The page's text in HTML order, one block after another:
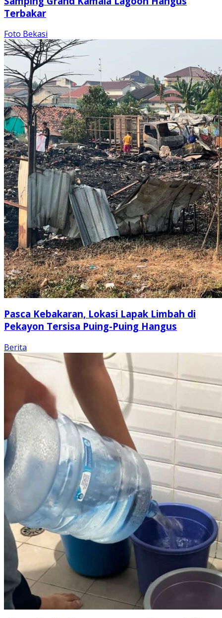
Terbakar
Foto Bekasi
Pasca Kebakaran, Lokasi Lapak Limbah di
Pekayon Tersisa Puing-Puing Hangus
Berita